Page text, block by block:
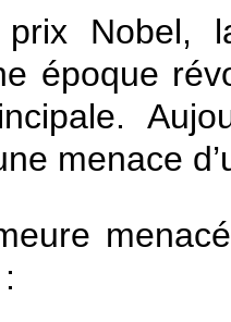
Nobel,
époque
menace